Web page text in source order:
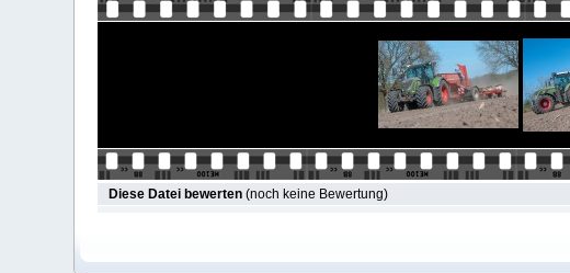
Diese Datei bewerten(noch keine Bewertung)